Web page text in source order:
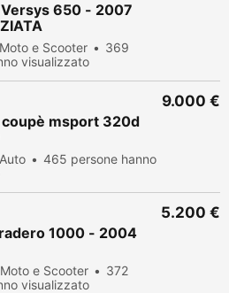
650 - 2007
Moto e Scooter
369
visualizzato
msport 320d
Auto
465 persone hanno
9.000 €
1000 - 2004
Moto e Scooter
372
visualizzato
5.200 €